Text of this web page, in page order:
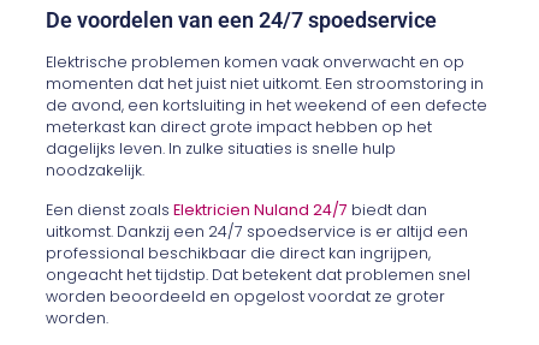
De voordelen van een 24/7 spoedservice
Elektrische problemen komen vaak onverwacht en op
momenten dat het juist niet uitkomt. Een stroomstoring in
de avond, een kortsluiting in het weekend of een defecte
meterkast kan direct grote impact hebben op het
dagelijks leven. In zulke situaties is snelle hulp
noodzakelijk.
Een dienst zoalsElektricien Nuland 24/7 biedt dan
uitkomst. Dankzij een 24/7 spoedservice is er altijd een
professional beschikbaar die direct kan ingrijpen,
ongeacht het tijdstip. Dat betekent dat problemen snel
worden beoordeeld en opgelost voordat ze groter
worden.